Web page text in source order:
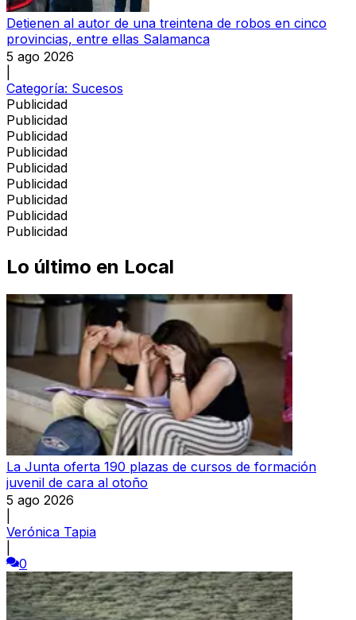
Detienen al autor de una treintena de robos en cinco
provincias, entre ellas Salamanca
5 ago 2026
Categoría: Sucesos
Publicidad
Publicidad
Publicidad
Publicidad
Publicidad
Publicidad
Publicidad
Publicidad
Publicidad
Lo último en Local
La Junta oferta 190 plazas de cursos de formación
juvenil de cara al otoño
5 ago 2026
Verónica Tapia
0